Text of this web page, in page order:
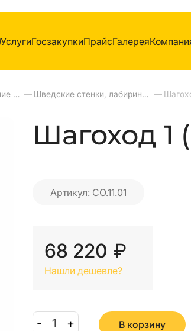
УслугиГосзакупкиПрайсГалерея
Спортивное оборудование для улиц — Шведские стенки, лабиринты, рукоходы, турники, бумы, брусья,шагаходы —
Шагоход 1
Артикул: СО.11.01
68 220 ₽
Нашли дешевле?
- 1 + В корзину